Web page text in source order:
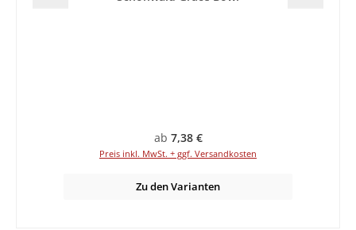
Regulärer Preis:
ab 7,38 €
Preis inkl. MwSt. + ggf. Versandkosten
Zu den Varianten